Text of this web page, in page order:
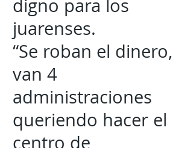
digno para los
juarenses.
“Se roban el dinero,
van 4
administraciones
queriendo hacer el
centro de